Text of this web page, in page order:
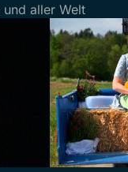
aller Welt